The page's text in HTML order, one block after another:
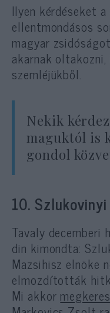
Ilyen kérdéseket
ellentmondásos
magyar
akarnak oltakozni,
szemléjükből.
Nekik
maguktól is
gondol
10.
Tavaly
din kimondta:
Mazsihisz elnöke
elmozdították
Mi akkor